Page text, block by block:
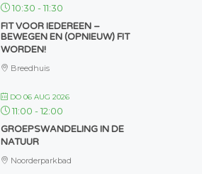
10:30 -11:30
FIT VOOR IEDEREEN –
BEWEGEN EN (OPNIEUW) FIT
WORDEN!
Breedhuis
DO 06 AUG 2026
11:00 -12:00
GROEPSWANDELING IN DE
NATUUR
Noorderparkbad